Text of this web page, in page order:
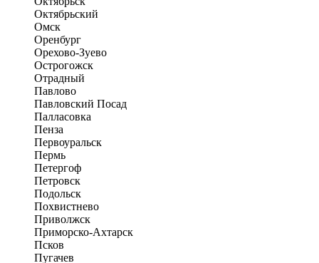
Октябрьский
Омск
Оренбург
Орехово-Зуево
Острогожск
Отрадный
Павлово
Павловский Посад
Палласовка
Пенза
Первоуральск
Пермь
Петергоф
Петровск
Подольск
Похвистнево
Приволжск
Приморско-Ахтарск
Псков
Пугачев